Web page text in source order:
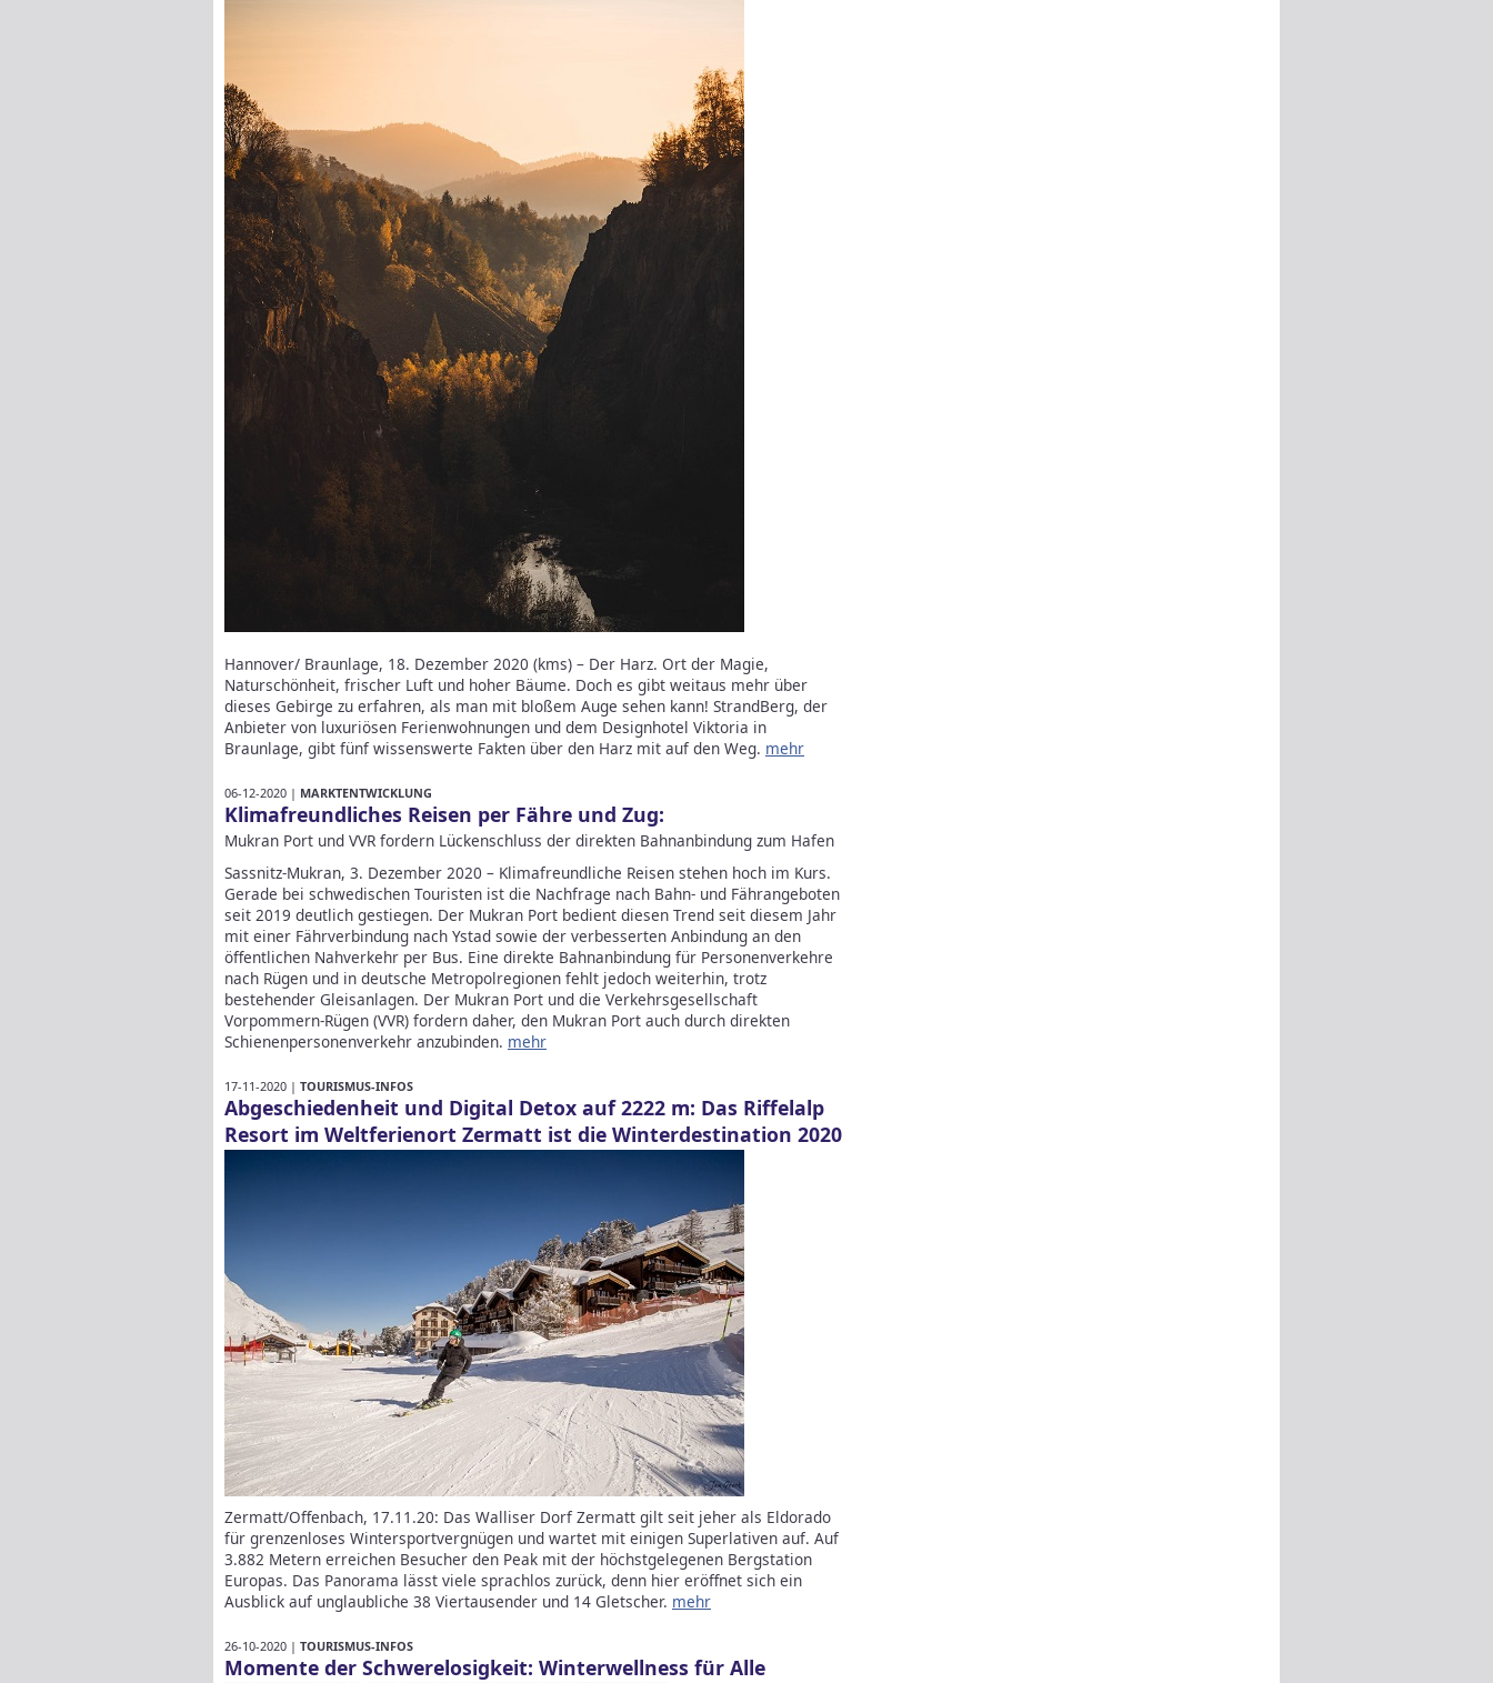
Hannover/ Braunlage, 18. Dezember 2020 (kms) – Der Harz. Ort der Magie,
Naturschönheit, frischer Luft und hoher Bäume. Doch es gibt weitaus mehr über
dieses Gebirge zu erfahren, als man mit bloßem Auge sehen kann! StrandBerg, der
Anbieter von luxuriösen Ferienwohnungen und dem Designhotel Viktoria in
Braunlage, gibt fünf wissenswerte Fakten über den Harz mit auf den Weg. mehr
06-12-2020 | MARKTENTWICKLUNG
Klimafreundliches Reisen per Fähre und Zug:
Mukran Port und VVR fordern Lückenschluss der direkten Bahnanbindung zum Hafen
Sassnitz-Mukran, 3. Dezember 2020 – Klimafreundliche Reisen stehen hoch im Kurs.
Gerade bei schwedischen Touristen ist die Nachfrage nach Bahn- und Fährangeboten
seit 2019 deutlich gestiegen. Der Mukran Port bedient diesen Trend seit diesem Jahr
mit einer Fährverbindung nach Ystad sowie der verbesserten Anbindung an den
öffentlichen Nahverkehr per Bus. Eine direkte Bahnanbindung für Personenverkehre
nach Rügen und in deutsche Metropolregionen fehlt jedoch weiterhin, trotz
bestehender Gleisanlagen. Der Mukran Port und die Verkehrsgesellschaft
Vorpommern-Rügen (VVR) fordern daher, den Mukran Port auch durch direkten
Schienenpersonenverkehr anzubinden. mehr
17-11-2020 | TOURISMUS-INFOS
Abgeschiedenheit und Digital Detox auf 2222 m: Das Riffelalp
Resort im Weltferienort Zermatt ist die Winterdestination 2020
Zermatt/Offenbach, 17.11.20: Das Walliser Dorf Zermatt gilt seit jeher als Eldorado
für grenzenloses Wintersportvergnügen und wartet mit einigen Superlativen auf. Auf
3.882 Metern erreichen Besucher den Peak mit der höchstgelegenen Bergstation
Europas. Das Panorama lässt viele sprachlos zurück, denn hier eröffnet sich ein
Ausblick auf unglaubliche 38 Viertausender und 14 Gletscher. mehr
26-10-2020 | TOURISMUS-INFOS
Momente der Schwerelosigkeit: Winterwellness für Alle